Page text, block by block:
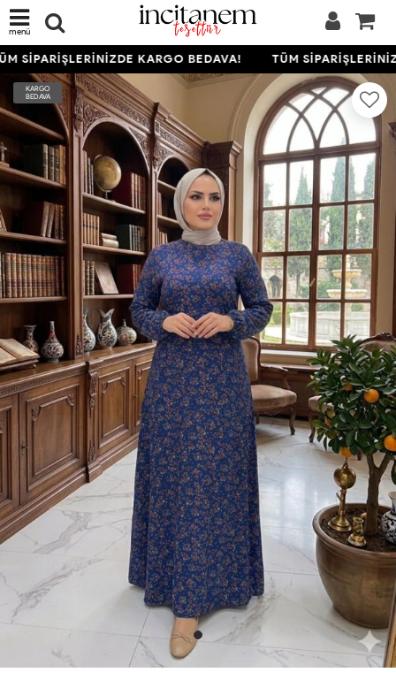
menü
SİPARİŞLERİNİZDE KARGO BEDAVA! TÜM
KARGO
BEDAVA